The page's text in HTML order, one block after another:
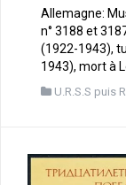
Allemagne:
n° 3188 et
(1922-1943),
1943), mort à
U.R.S.S puis